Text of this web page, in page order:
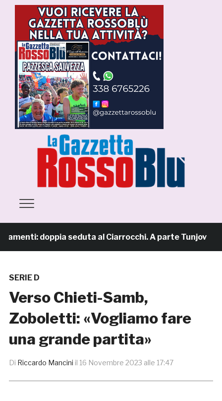
doppia seduta al Ciarrocchi. A parte Tunjov
SERIE D
Verso Chieti-Samb,
Zoboletti: «Vogliamo fare
una grande partita»
Di Riccardo Mancini il 16 Novembre 2023 alle 17:47